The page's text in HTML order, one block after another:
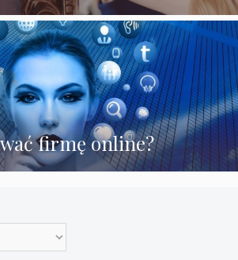
firmę online?